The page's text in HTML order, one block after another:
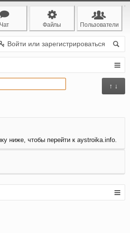
Чат Файлы Пользователи
Войти или зарегистрироваться
↑ ↓
ниже, чтобы перейти к aystroika.info.